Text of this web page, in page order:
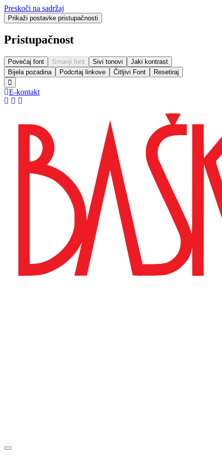
Preskoči na sadržaj
Prikaži postavke pristupačnosti
Pristupačnost
Povećaj font Smanji font Sivi tonovi
Jaki kontrast
Bijela pozadina
Podcrtaj linkove Čitljivi Font Resetiraj
E-kontakt